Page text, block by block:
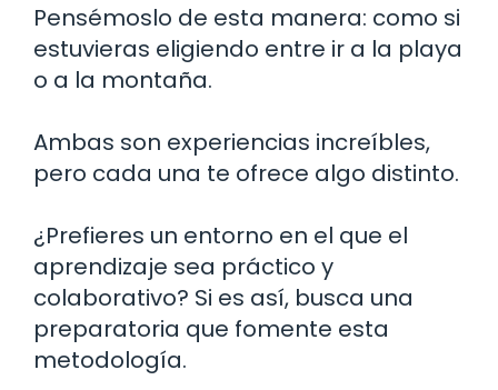
Pensémoslo de esta manera: como si
estuvieras eligiendo entre ir a la playa
o a la montaña.
Ambas son experiencias increíbles,
pero cada una te ofrece algo distinto.
¿Prefieres un entorno en el que el
aprendizaje sea práctico y
colaborativo? Si es así, busca una
preparatoria que fomente esta
metodología.